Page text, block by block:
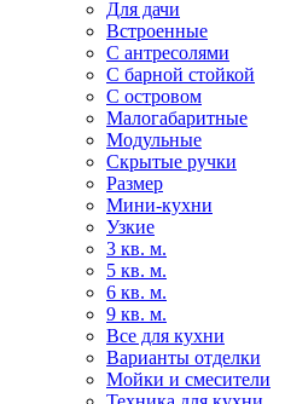
Для дачи
Встроенные
С антресолями
С барной стойкой
С островом
Малогабаритные
Модульные
Скрытые ручки
Размер
Мини-кухни
Узкие
3 кв. м.
5 кв. м.
6 кв. м.
9 кв. м.
Все для кухни
Варианты отделки
Мойки и смесители